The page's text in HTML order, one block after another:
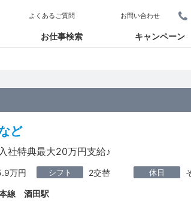
お仕事検索 キャンペーン
よくあるご質問 お問い合わせ
ど
社特典最大20万円支給♪
万円 シフト 2交替 休日
本線 酒田駅